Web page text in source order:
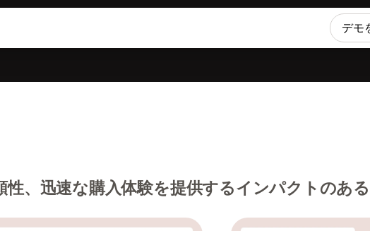
デモ
性、迅速な購入体験を提供するインパクトのあ